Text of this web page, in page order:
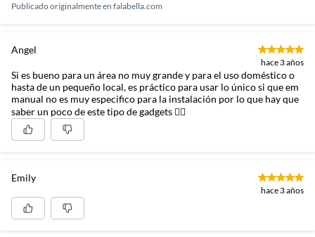
Publicado originalmente en falabella.com
Angel
hace 3 años
Si es bueno para un área no muy grande y para el uso doméstico o
hasta de un pequeño local, es práctico para usar lo único si que em
manual no es muy especifico para la instalación por lo que hay que
saber un poco de este tipo de gadgets 👍🏽
Emily
hace 3 años